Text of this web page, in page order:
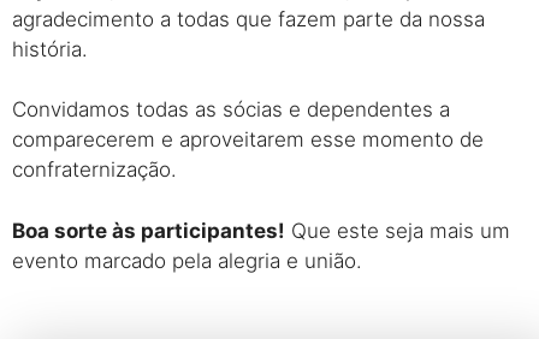
agradecimento a todas que fazem parte da nossa
história.
Convidamos todas as sócias e dependentes a
comparecerem e aproveitarem esse momento de
confraternização.
Boa sorte às participantes! Que este seja mais um
evento marcado pela alegria e união.